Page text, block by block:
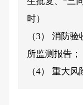
时）
（3） 消防
所监测报告；
（4） 重大风